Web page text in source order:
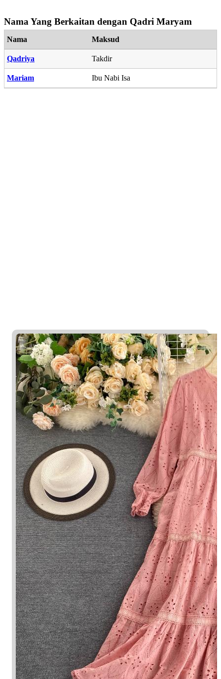
Nama Yang Berkaitan dengan Qadri Maryam
Nama Maksud
Qadriya Takdir
Mariam Ibu Nabi Isa